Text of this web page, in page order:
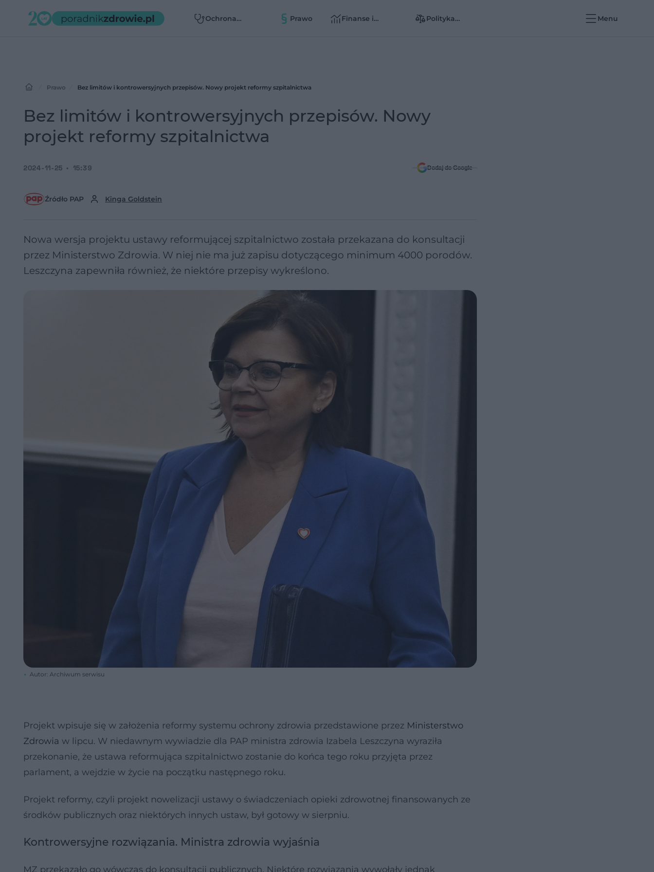
Ochrona
Prawo
Finanse i
Polityka
Menu
Prawo Bez limitów i kontrowersyjnych przepisów. Nowy projekt reformy szpitalnictwa
Bez limitów i kontrowersyjnych przepisów. Nowy
projekt reformy szpitalnictwa
Źródło PAP Kinga Goldstein
2024-11-25 15:39 Dodaj do Google
Nowa wersja projektu ustawy reformującej szpitalnictwo została przekazana do konsultacji
przez Ministerstwo Zdrowia. W niej nie ma już zapisu dotyczącego minimum 4000 porodów.
Leszczyna zapewniła również, że niektóre przepisy wykreślono.
Autor: Archiwum serwisu
Projekt wpisuje się w założenia reformy systemu ochrony zdrowia przedstawione przez Ministerstwo
Zdrowia w lipcu. W niedawnym wywiadzie dla PAP ministra zdrowia Izabela Leszczyna wyraziła
przekonanie, że ustawa reformująca szpitalnictwo zostanie do końca tego roku przyjęta przez
parlament, a wejdzie w życie na początku następnego roku.
Projekt reformy, czyli projekt nowelizacji ustawy o świadczeniach opieki zdrowotnej finansowanych ze
środków publicznych oraz niektórych innych ustaw, był gotowy w sierpniu.
Kontrowersyjne rozwiązania. Ministra zdrowia wyjaśnia
MZ przekazało go wówczas do konsultacji publicznych. Niektóre rozwiązania wywołały jednak